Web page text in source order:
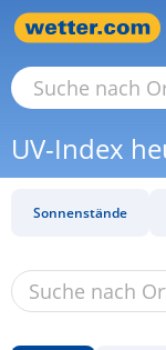
UV-Index
Sonnenstände